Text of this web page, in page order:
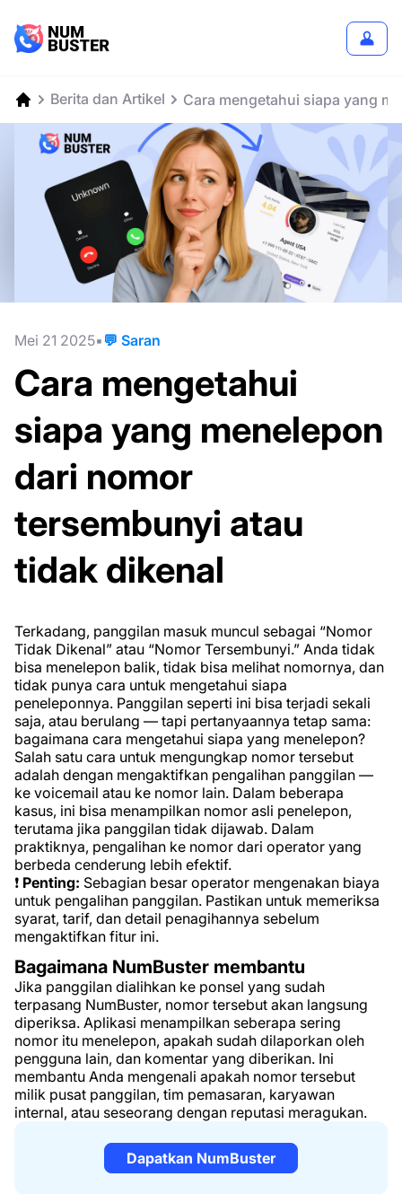
Berita dan Artikel Cara mengetahui siapa yang
Mei 21 2025 💬 Saran
Cara mengetahui
siapa yang menelepon
dari nomor
tersembunyi atau
tidak dikenal
Terkadang, panggilan masuk muncul sebagai “Nomor
Tidak Dikenal” atau “Nomor Tersembunyi.” Anda tidak
bisa menelepon balik, tidak bisa melihat nomornya, dan
tidak punya cara untuk mengetahui siapa
peneleponnya. Panggilan seperti ini bisa terjadi sekali
saja, atau berulang — tapi pertanyaannya tetap sama:
bagaimana cara mengetahui siapa yang menelepon?
Salah satu cara untuk mengungkap nomor tersebut
adalah dengan mengaktifkan pengalihan panggilan —
ke voicemail atau ke nomor lain. Dalam beberapa
kasus, ini bisa menampilkan nomor asli penelepon,
terutama jika panggilan tidak dijawab. Dalam
praktiknya, pengalihan ke nomor dari operator yang
berbeda cenderung lebih efektif.
❗ Penting: Sebagian besar operator mengenakan biaya
untuk pengalihan panggilan. Pastikan untuk memeriksa
syarat, tarif, dan detail penagihannya sebelum
mengaktifkan fitur ini.
Bagaimana NumBuster membantu
Jika panggilan dialihkan ke ponsel yang sudah
terpasang NumBuster, nomor tersebut akan langsung
diperiksa. Aplikasi menampilkan seberapa sering
nomor itu menelepon, apakah sudah dilaporkan oleh
pengguna lain, dan komentar yang diberikan. Ini
membantu Anda mengenali apakah nomor tersebut
milik pusat panggilan, tim pemasaran, karyawan
internal, atau seseorang dengan reputasi meragukan.
Dapatkan NumBuster